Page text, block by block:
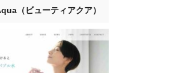
（ビューティアクア）